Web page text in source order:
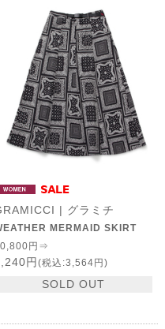
| グラミチ
MERMAID SKIRT
円⇒
円 (税込:3,564円)
SOLD OUT